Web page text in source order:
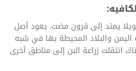
يمتد إلى قرون مضت. يعود أصل
والبلاد المحيطة بها في شبه
انتقلت زراعة البن إلى مناطق أخرى